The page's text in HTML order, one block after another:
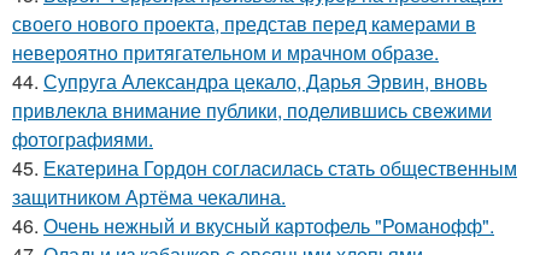
своего нового проекта, представ перед камерами в
невероятно притягательном и мрачном образе.
44. Супруга Александра цекало, Дарья Эрвин, вновь
привлекла внимание публики, поделившись свежими
фотографиями.
45. Екатерина Гордон согласилась стать общественным
защитником Артёма чекалина.
46. Очень нежный и вкусный картофель "Романофф".